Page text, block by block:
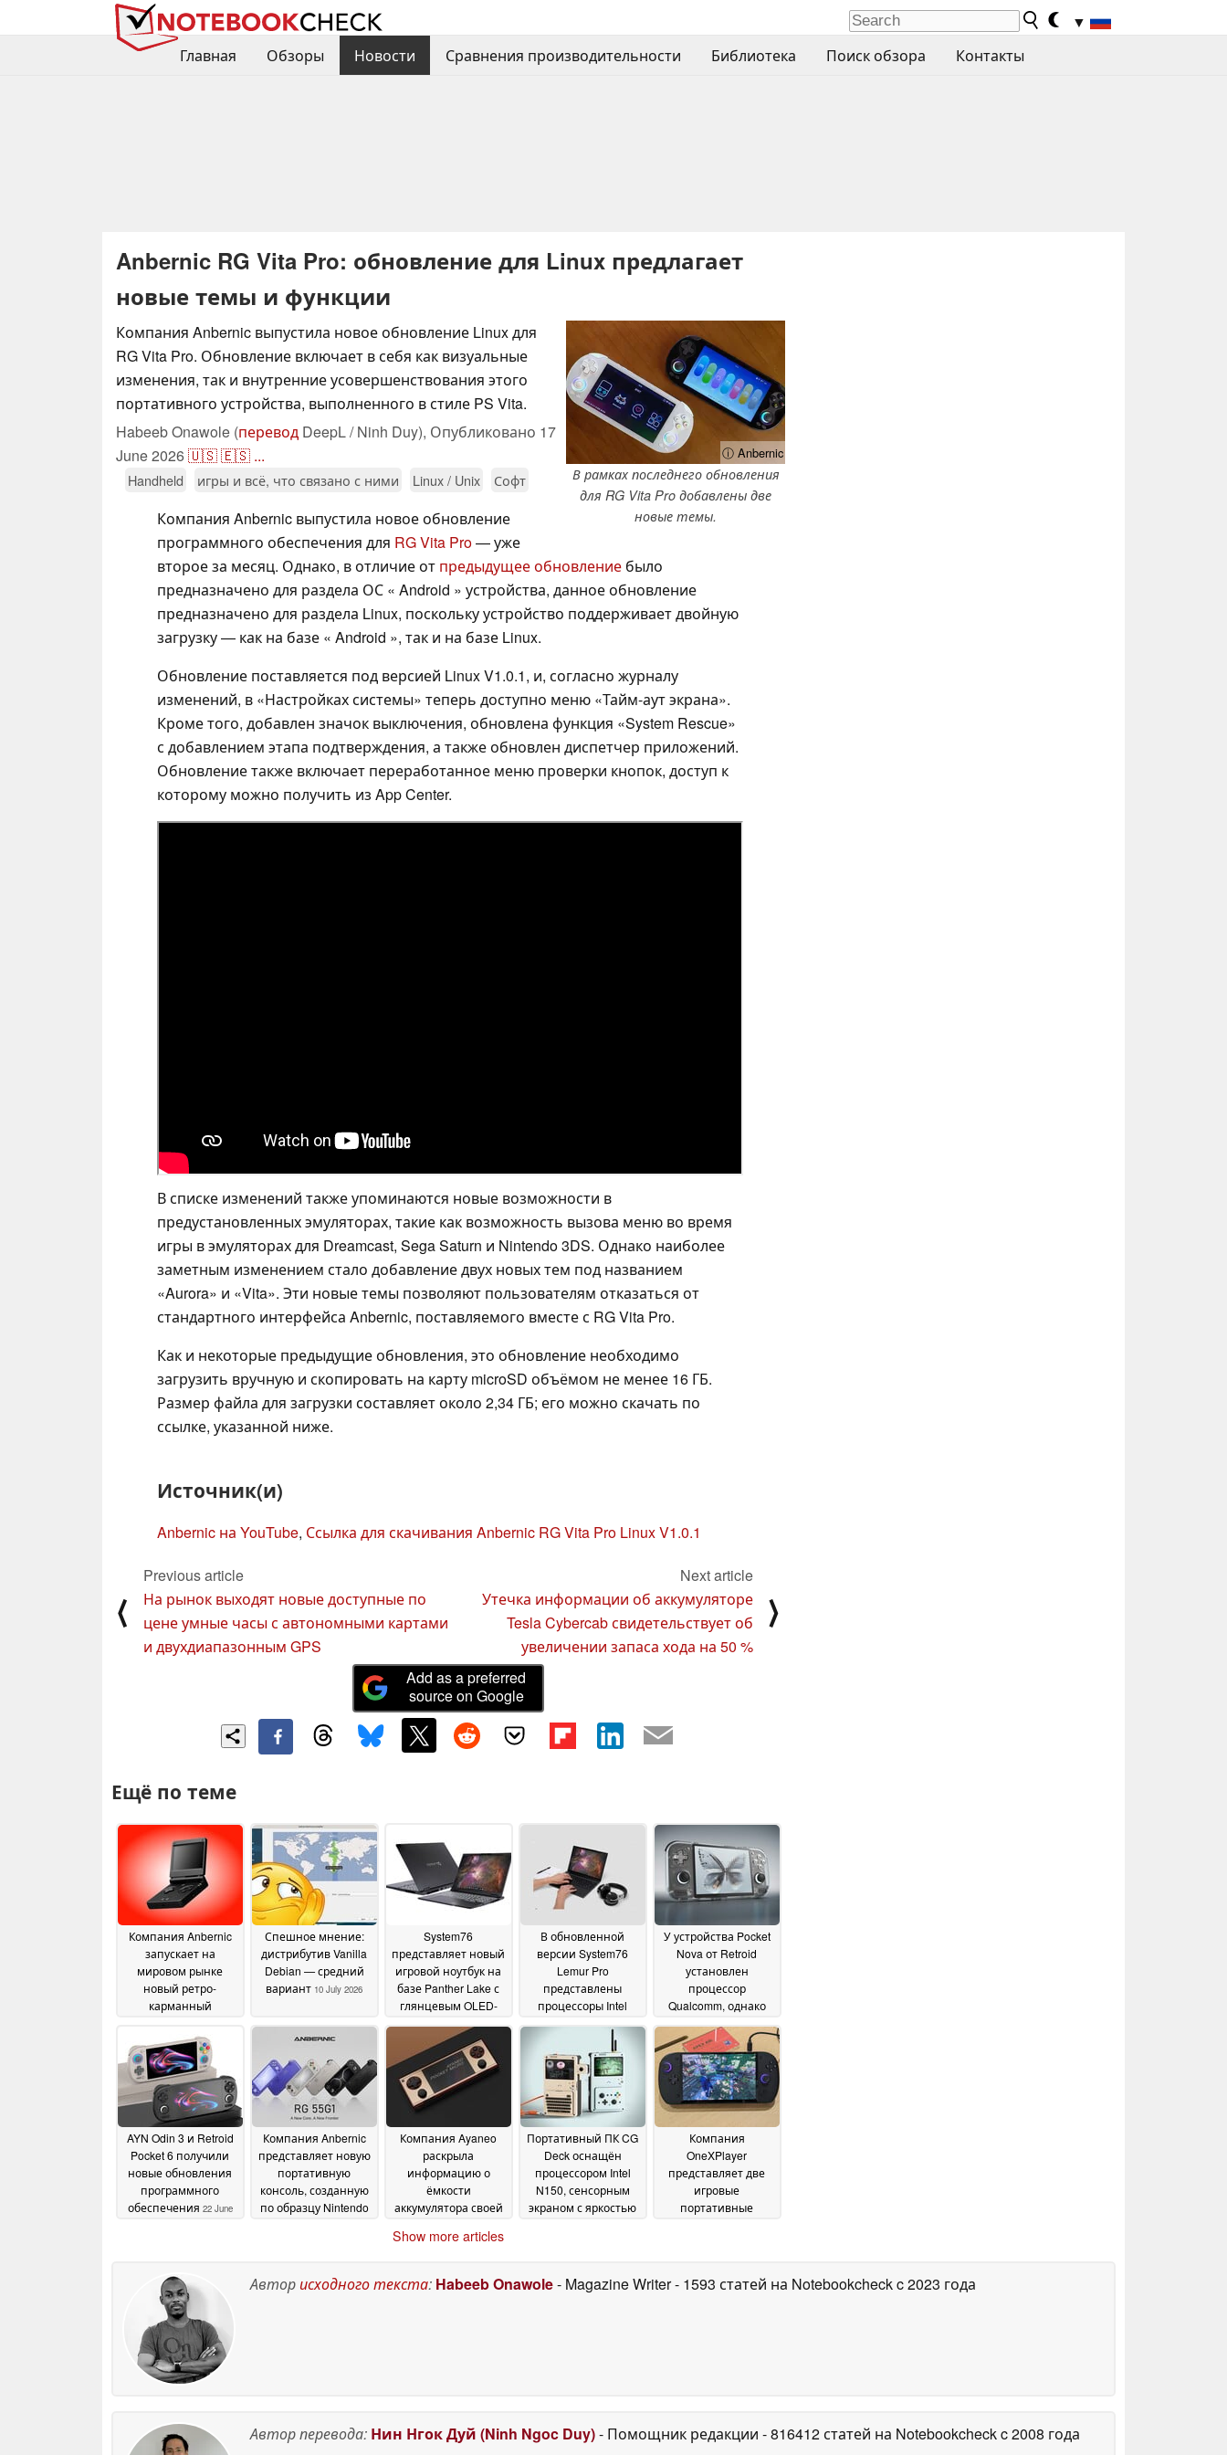
▼
Главная
Обзоры Новости Сравнения производительности Библиотека Поиск обзора Контакты
Anbernic RG Vita Pro: обновление для Linux предлагает
новые темы и функции
ⓘ Anbernic
В рамках последнего обновления
для RG Vita Pro добавлены две
новые темы.
Компания Anbernic выпустила новое обновление Linux для
RG Vita Pro. Обновление включает в себя как визуальные
изменения, так и внутренние усовершенствования этого
портативного устройства, выполненного в стиле PS Vita.
Habeeb Onawole (перевод DeepL / Ninh Duy), Опубликовано 17
June 2026🇺🇸🇪🇸 ...
Handheld игры и всё, что связано с ними Linux / Unix Софт
Компания Anbernic выпустила новое обновление
программного обеспечения для RG Vita Pro— уже
второе за месяц. Однако, в отличие от предыдущее обновление было
предназначено для раздела ОС « Android » устройства, данное обновление
предназначено для раздела Linux, поскольку устройство поддерживает двойную
загрузку — как на базе « Android », так и на базе Linux.
Обновление поставляется под версией Linux V1.0.1, и, согласно журналу
изменений, в «Настройках системы» теперь доступно меню «Тайм-аут экрана».
Кроме того, добавлен значок выключения, обновлена функция «System Rescue»
с добавлением этапа подтверждения, а также обновлен диспетчер приложений.
Обновление также включает переработанное меню проверки кнопок, доступ к
которому можно получить из App Center.
В списке изменений также упоминаются новые возможности в
предустановленных эмуляторах, такие как возможность вызова меню во время
игры в эмуляторах для Dreamcast, Sega Saturn и Nintendo 3DS. Однако наиболее
заметным изменением стало добавление двух новых тем под названием
«Aurora» и «Vita». Эти новые темы позволяют пользователям отказаться от
стандартного интерфейса Anbernic, поставляемого вместе с RG Vita Pro.
Как и некоторые предыдущие обновления, это обновление необходимо
загрузить вручную и скопировать на карту microSD объёмом не менее 16 ГБ.
Размер файла для загрузки составляет около 2,34 ГБ; его можно скачать по
ссылке, указанной ниже.
Источник(и)
Anbernic на YouTube, Ссылка для скачивания Anbernic RG Vita Pro Linux V1.0.1
⟨
Previous article
На рынок выходят новые доступные по
цене умные часы с автономными картами
и двухдиапазонным GPS
Next article
Утечка информации об аккумуляторе
Tesla Cybercab свидетельствует об
увеличении запаса хода на 50 %
⟩
Add as a preferred
source on Google
Ещё по теме
Компания Anbernic
запускает на
мировом рынке
новый ретро-
карманный
откидной крышкой,
обладающий
усовершенствованными
характеристиками
по сравнению с
предыдущей
моделью RG34XX SP
21 July 2026
Спешное мнение:
дистрибутив Vanilla
Debian — средний
вариант 10 July 2026
System76
представляет новый
игровой ноутбук на
базе Panther Lake с
глянцевым OLED-
06 July 2026
В обновленной
версии System76
Lemur Pro
представлены
процессоры Intel
варианта размера
экрана02 July 2026
У устройства Pocket
Nova от Retroid
установлен
процессор
Qualcomm, однако
Snapdragon25 June 2026
AYN Odin 3 и Retroid
Pocket 6 получили
новые обновления
программного
обеспечения 22 June
Компания Anbernic
представляет новую
портативную
консоль, созданную
по образцу Nintendo
Компания Ayaneo
раскрыла
информацию о
ёмкости
аккумулятора своей
портативной
Портативный ПК CG
Deck оснащён
процессором Intel
N150, сенсорным
экраном с яркостью
работы 17 June 2026
Компания
OneXPlayer
представляет две
игровые
портативные
June 2026
Show more articles
Авторисходного текста: Habeeb Onawole- Magazine Writer- 1593 статей на Notebookcheckc 2023 года
Автор перевода: Нин Нгок Дуй (Ninh Ngoc Duy)- Помощник редакции - 816412 статей на Notebookcheckc 2008 года